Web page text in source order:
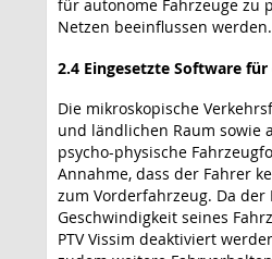
für autonome Fahrzeuge zu
Netzen beeinflussen
2.4 Eingesetzte Software
Die mikroskopische
und ländlichen Raum sowie
psycho-physische
Annahme, dass der Fahrer
zum Vorderfahrzeug. Da
Geschwindigkeit seines
PTV Vissim deaktiviert